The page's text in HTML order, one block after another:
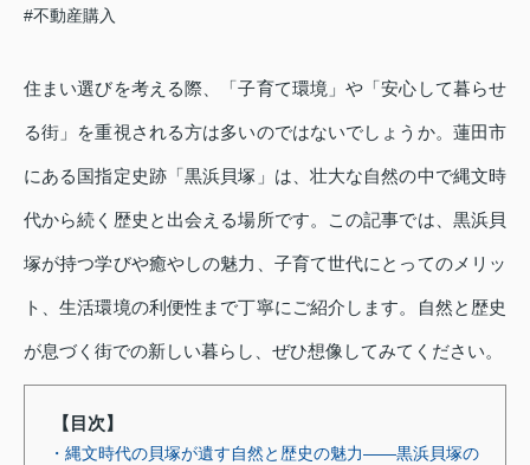
#不動産購入
住まい選びを考える際、「子育て環境」や「安心して暮らせ
る街」を重視される方は多いのではないでしょうか。蓮田市
にある国指定史跡「黒浜貝塚」は、壮大な自然の中で縄文時
代から続く歴史と出会える場所です。この記事では、黒浜貝
塚が持つ学びや癒やしの魅力、子育て世代にとってのメリッ
ト、生活環境の利便性まで丁寧にご紹介します。自然と歴史
が息づく街での新しい暮らし、ぜひ想像してみてください。
【目次】
・縄文時代の貝塚が遺す自然と歴史の魅力――黒浜貝塚の